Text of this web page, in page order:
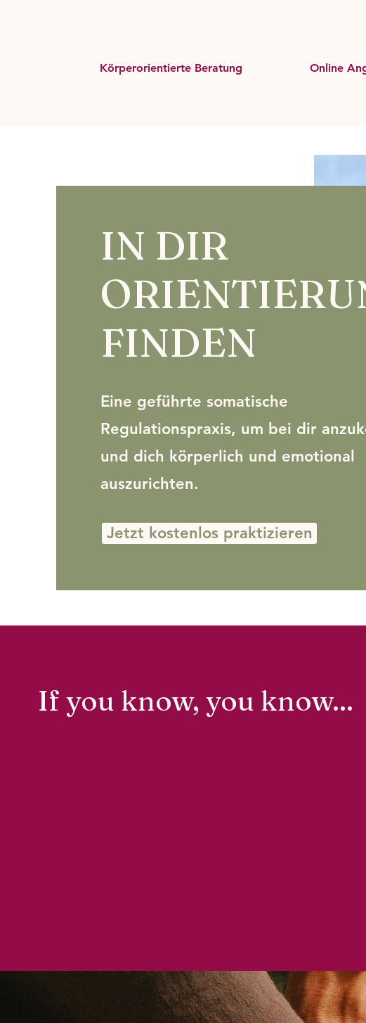
Körperorientierte Beratung Online
IN DIR
FINDEN
Eine geführte somatische
Regulationspraxis, um bei dir
und dich körperlich und emotional
auszurichten.
Jetzt kostenlos praktizieren
If you know, you know...